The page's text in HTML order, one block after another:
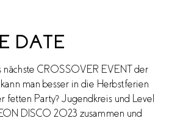
DATE
nächste CROSSOVER EVENT der
man besser in die Herbstferien
fetten Party? Jugendkreis und Level
DISCO 2023 zusammen und